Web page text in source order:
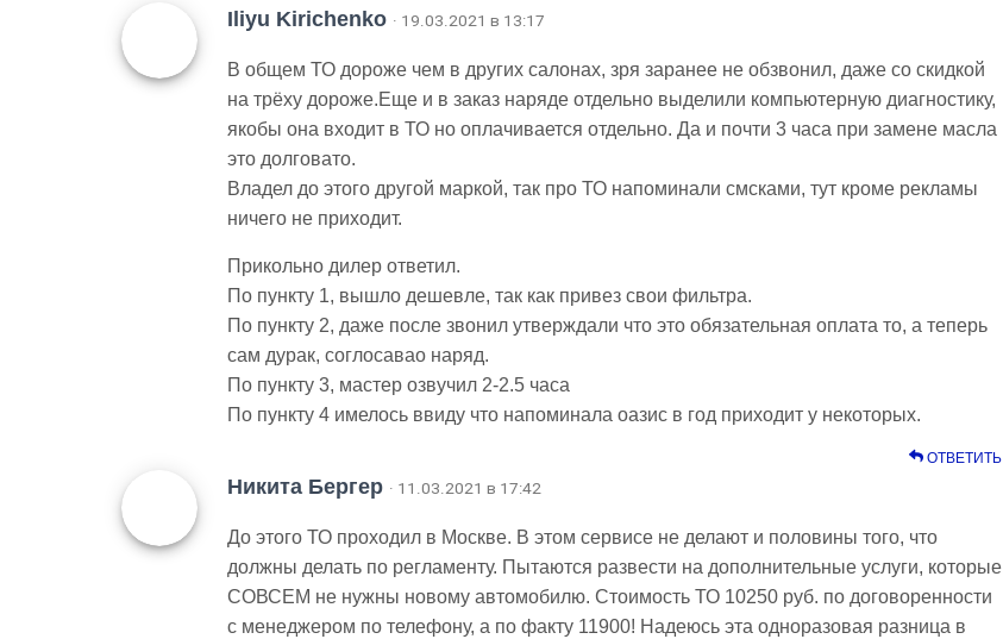
Iliyu Kirichenko · 19.03.2021 в 13:17
В общем ТО дороже чем в других салонах, зря заранее не обзвонил, даже со скидкой
на трёху дороже.Еще и в заказ наряде отдельно выделили компьютерную диагностику,
якобы она входит в ТО но оплачивается отдельно. Да и почти 3 часа при замене масла
это долговато.
Владел до этого другой маркой, так про ТО напоминали смсками, тут кроме рекламы
ничего не приходит.
Прикольно дилер ответил.
По пункту 1, вышло дешевле, так как привез свои фильтра.
По пункту 2, даже после звонил утверждали что это обязательная оплата то, а теперь
сам дурак, соглосавао наряд.
По пункту 3, мастер озвучил 2-2.5 часа
По пункту 4 имелось ввиду что напоминала оазис в год приходит у некоторых.
ОТВЕТИТЬ
Никита Бергер · 11.03.2021 в 17:42
До этого ТО проходил в Москве. В этом сервисе не делают и половины того, что
должны делать по регламенту. Пытаются развести на дополнительные услуги, которые
СОВСЕМ не нужны новому автомобилю. Стоимость ТО 10250 руб. по договоренности
с менеджером по телефону, а по факту 11900! Надеюсь эта одноразовая разница в